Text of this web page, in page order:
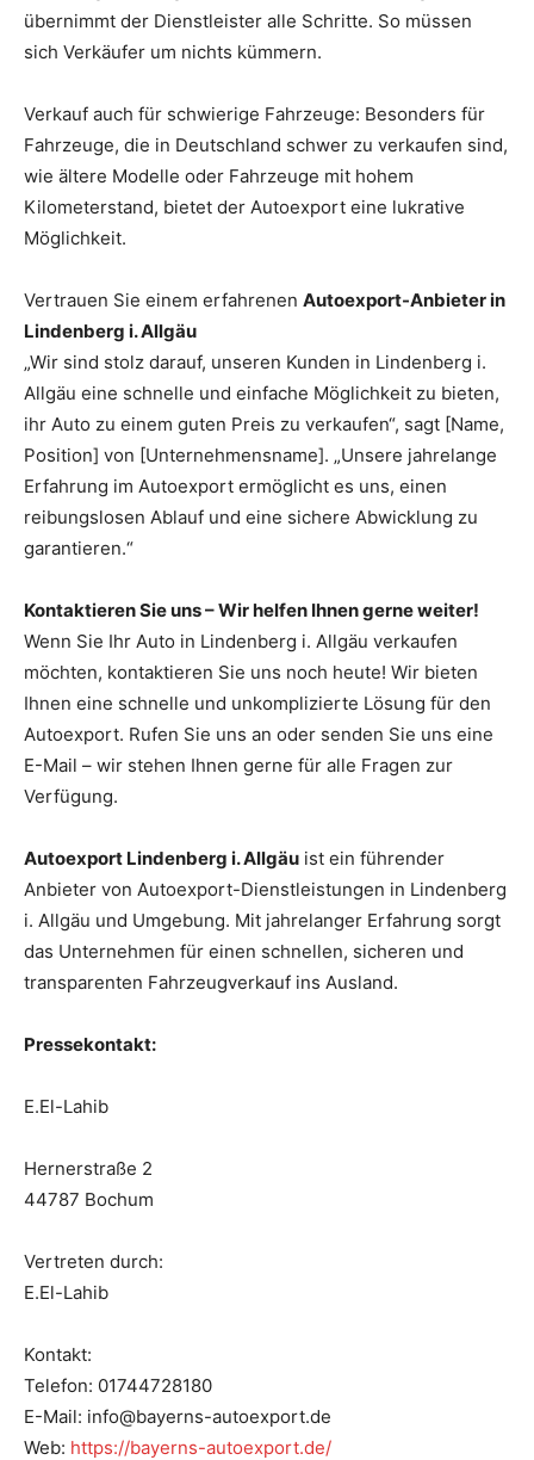
übernimmt der Dienstleister alle Schritte. So müssen
sich Verkäufer um nichts kümmern.
Verkauf auch für schwierige Fahrzeuge: Besonders für
Fahrzeuge, die in Deutschland schwer zu verkaufen sind,
wie ältere Modelle oder Fahrzeuge mit hohem
Kilometerstand, bietet der Autoexport eine lukrative
Möglichkeit.
Vertrauen Sie einem erfahrenen Autoexport-Anbieter in
Lindenberg i. Allgäu
„Wir sind stolz darauf, unseren Kunden in Lindenberg i.
Allgäu eine schnelle und einfache Möglichkeit zu bieten,
ihr Auto zu einem guten Preis zu verkaufen“, sagt [Name,
Position] von [Unternehmensname]. „Unsere jahrelange
Erfahrung im Autoexport ermöglicht es uns, einen
reibungslosen Ablauf und eine sichere Abwicklung zu
garantieren.“
Kontaktieren Sie uns – Wir helfen Ihnen gerne weiter!
Wenn Sie Ihr Auto in Lindenberg i. Allgäu verkaufen
möchten, kontaktieren Sie uns noch heute! Wir bieten
Ihnen eine schnelle und unkomplizierte Lösung für den
Autoexport. Rufen Sie uns an oder senden Sie uns eine
E-Mail – wir stehen Ihnen gerne für alle Fragen zur
Verfügung.
Autoexport Lindenberg i. Allgäu ist ein führender
Anbieter von Autoexport-Dienstleistungen in Lindenberg
i. Allgäu und Umgebung. Mit jahrelanger Erfahrung sorgt
das Unternehmen für einen schnellen, sicheren und
transparenten Fahrzeugverkauf ins Ausland.
Pressekontakt:
E.El-Lahib
Hernerstraße 2
44787 Bochum
Vertreten durch:
E.El-Lahib
Kontakt:
Telefon: 01744728180
E-Mail: info@bayerns-autoexport.de
Web: https://bayerns-autoexport.de/